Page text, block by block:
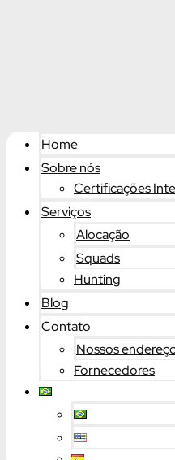
Home
Sobre nós
Certificações
Serviços
Alocação
Squads
Hunting
Blog
Contato
Nossos
Fornecedores